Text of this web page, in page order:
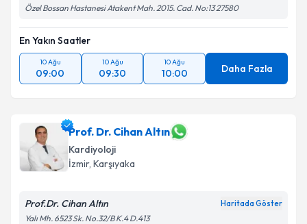
Özel Bossan Hastanesi Atakent Mah. 2015. Cad. No:13 27580
En Yakın Saatler
10 Ağu
09:00
10 Ağu
09:30
10 Ağu
10:00 Daha Fazla
Prof. Dr. Cihan Altın
Kardiyoloji
İzmir, Karşıyaka
Prof.Dr. Cihan Altın Haritada Göster
Yalı Mh. 6523 Sk. No.32/B K.4 D.413